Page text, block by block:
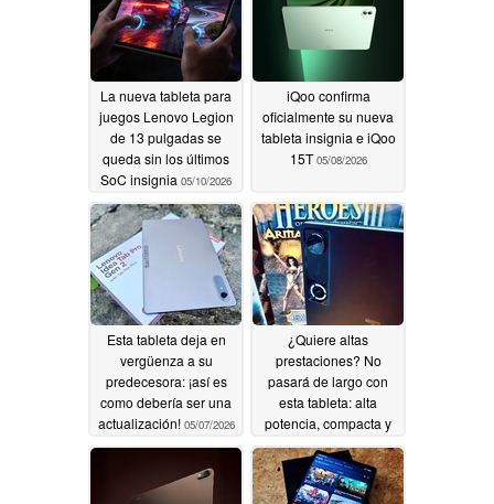
La nueva tableta para
juegos Lenovo Legion
de 13 pulgadas se
queda sin los últimos
SoC insignia 05/10/2026
iQoo confirma
oficialmente su nueva
tableta insignia e iQoo
15T05/08/2026
Esta tableta deja en
vergüenza a su
predecesora: ¡así es
como debería ser una
actualización! 05/07/2026
¿Quiere altas
prestaciones? No
pasará de largo con
esta tableta: alta
potencia, compacta y
con mucha RAM a
pesar de la crisis de
memoria05/06/2026